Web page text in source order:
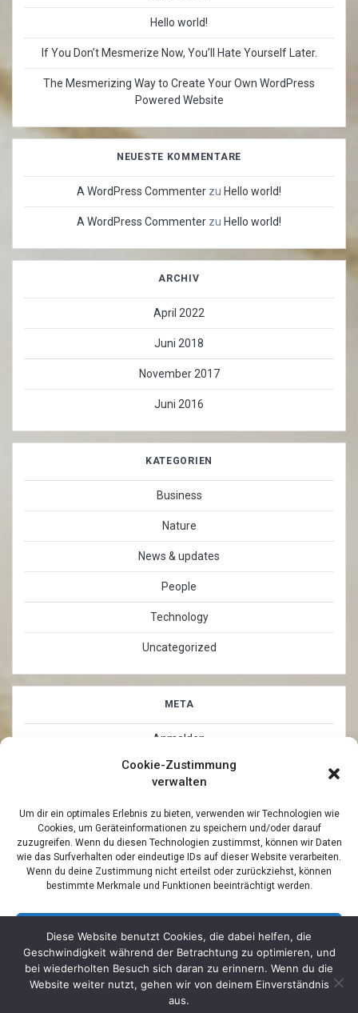
Cookie-Zustimmung
verwalten
Um dir ein optimales Erlebnis zu bieten, verwenden wir Technologien wie
Cookies, um Geräteinformationen zu speichern und/oder darauf
zuzugreifen. Wenn du diesen Technologien zustimmst, können wir Daten
wie das Surfverhalten oder eindeutige IDs auf dieser Website verarbeiten.
Wenn du deine Zustimmung nicht erteilst oder zurückziehst, können
bestimmte Merkmale und Funktionen beeinträchtigt werden.
Akzeptieren
Ablehnen
Einstellungen ansehen
Hello world!
If You Don’t Mesmerize Now, You’ll Hate Yourself Later.
The Mesmerizing Way to Create Your Own WordPress
Powered Website
NEUESTE KOMMENTARE
A WordPress Commenter zu Hello world!
A WordPress Commenter zu Hello world!
ARCHIV
April 2022
Juni 2018
November 2017
Juni 2016
KATEGORIEN
Business
Nature
News & updates
People
Technology
Uncategorized
META
Anmelden
Eintrags-Feed
WordPress.org
© 2026 Maler Siek - Jan Freitag - Malereibetrieb. Built by
Blackdog-Werbung GmbH & Co KGusing WordPress and
Mesmerize PRO Theme •
Diese Website benutzt Cookies, die dabei helfen, die
Geschwindigkeit während der Betrachtung zu optimieren, und
bei wiederholten Besuch sich daran zu erinnern. Wenn du die
Website weiter nutzt, gehen wir von deinem Einverständnis
aus.